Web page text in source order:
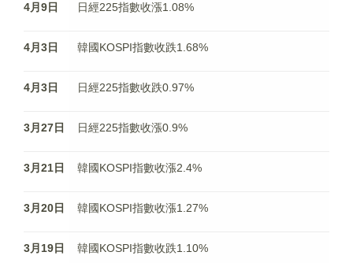
4月9日 日經225指數收漲1.08%
4月3日 韓國KOSPI指數收跌1.68%
4月3日 日經225指數收跌0.97%
3月27日 日經225指數收漲0.9%
3月21日 韓國KOSPI指數收漲2.4%
3月20日 韓國KOSPI指數收漲1.27%
3月19日 韓國KOSPI指數收跌1.10%